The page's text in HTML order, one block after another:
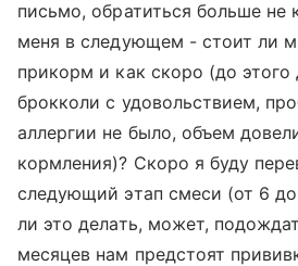
письмо, обратиться больше не
меня в следующем - стоит ли
прикорм и как скоро (до этого
брокколи с удовольствием,
аллергии не было, объем
кормления)? Скоро я буду
следующий этап смеси (от 6
ли это делать, может,
месяцев нам предстоят